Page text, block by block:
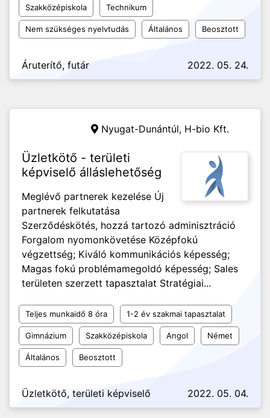
Szakközépiskola Technikum
Nem szükséges nyelvtudás Általános Beosztott
Áruterítő, futár 2022. 05. 24.
Nyugat-Dunántúl, H-bio Kft.
Üzletkötő - területi
képviselő álláslehetőség
Meglévő partnerek kezelése Új
partnerek felkutatása
Szerződéskötés, hozzá tartozó adminisztráció
Forgalom nyomonkövetése Középfokú
végzettség; Kiváló kommunikációs képesség;
Magas fokú problémamegoldó képesség; Sales
területen szerzett tapasztalat Stratégiai...
Teljes munkaidő 8 óra 1-2 év szakmai tapasztalat
Gimnázium Szakközépiskola Angol Német
Általános Beosztott
Üzletkötő, területi képviselő 2022. 05. 04.